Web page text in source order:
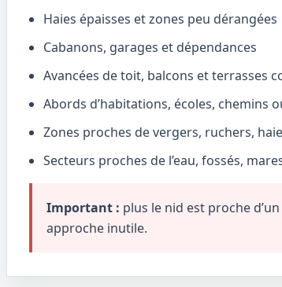
Haies épaisses et zones peu dérangées
Cabanons, garages et dépendances
Avancées de toit, balcons et terrasses
Abords d’habitations, écoles, chemins
Zones proches de vergers, ruchers,
Secteurs proches de l’eau, fossés,
Important : plus le nid est proche
approche inutile.